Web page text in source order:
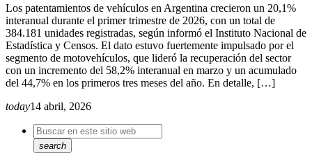
Los patentamientos de vehículos en Argentina crecieron un 20,1%
interanual durante el primer trimestre de 2026, con un total de
384.181 unidades registradas, según informó el Instituto Nacional de
Estadística y Censos. El dato estuvo fuertemente impulsado por el
segmento de motovehículos, que lideró la recuperación del sector
con un incremento del 58,2% interanual en marzo y un acumulado
del 44,7% en los primeros tres meses del año. En detalle, […]
today14 abril, 2026
search